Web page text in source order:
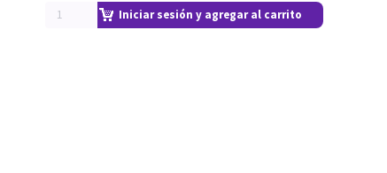
Iniciar sesión y agregar al carrito